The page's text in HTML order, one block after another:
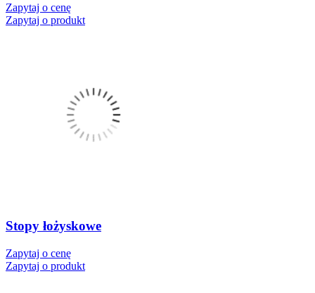
Zapytaj o cenę
Zapytaj o produkt
Stopy łożyskowe
Zapytaj o cenę
Zapytaj o produkt